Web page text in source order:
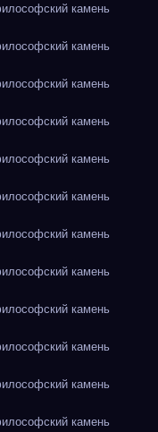
камень
камень
камень
камень
камень
камень
камень
камень
камень
камень
камень
камень